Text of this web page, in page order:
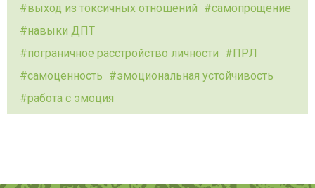
выход из токсичных отношений
самопрощение
навыки ДПТ
пограничное расстройство личности
ПРЛ
самоценность
эмоциональная устойчивость
работа с эмоция